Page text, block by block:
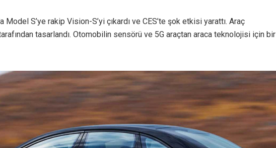
S’ye rakip Vision-S’yi çıkardı ve CES’te şok etkisi yarattı. Araç
tasarlandı. Otomobilin sensörü ve 5G araçtan araca teknolojisi için bir